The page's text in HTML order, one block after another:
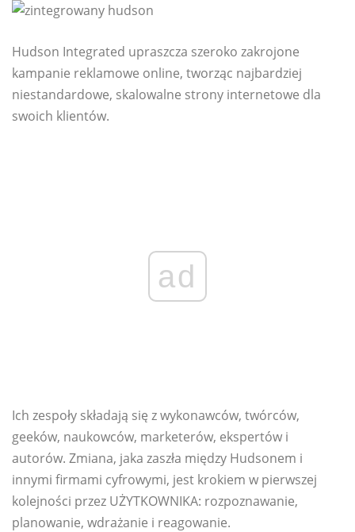
Hudson Integrated upraszcza szeroko zakrojone
kampanie reklamowe online, tworząc najbardziej
niestandardowe, skalowalne strony internetowe dla
swoich klientów.
ad
Ich zespoły składają się z wykonawców, twórców,
geeków, naukowców, marketerów, ekspertów i
autorów. Zmiana, jaka zaszła między Hudsonem i
innymi firmami cyfrowymi, jest krokiem w pierwszej
kolejności przez UŻYTKOWNIKA: rozpoznawanie,
planowanie, wdrażanie i reagowanie.